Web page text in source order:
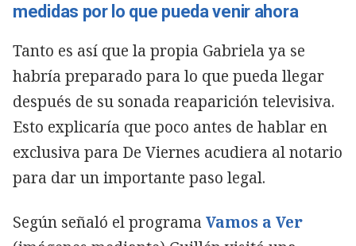
medidas por lo que pueda venir ahora
Tanto es así que la propia Gabriela ya se
habría preparado para lo que pueda llegar
después de su sonada reaparición televisiva.
Esto explicaría que poco antes de hablar en
exclusiva para De Viernes acudiera al notario
para dar un importante paso legal.
Según señaló el programa Vamos a Ver